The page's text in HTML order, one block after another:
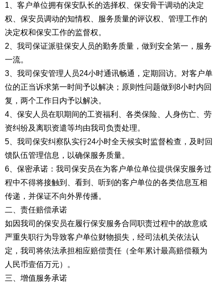
1、客户单位拥有保安队长的选择权、保安骨干调动的决定
权、保安员调动的知情权、服务质量的评议权、管理工作的
决定权和保安工作的监督权。
2、我司保证派驻保安人员的勤务质量，做到安全第一，服务
一流。
3、我司保安管理人员24小时通讯畅通，定期回访。对客户单
位的正当诉求第一时间予以解决；原则性问题做到8小时内回
复，两个工作日内予以解决。
4、保安人员在职期间的工资福利、各类保险、人身伤亡、劳
资纠纷及离职资遣等均由我司负责处理。
5、我司保安纠察队实行24小时全天候实时监督检查，及时回
馈队伍管理信息，以确保服务质量。
6、保密承诺：我司保安员在为客户单位单位提供保安服务过
程中不得将接触到、看到、听到的客户单位的各类信息互相
传递，并保证不向外界传播。
二、责任赔偿承诺
如因我司的保安员在履行保安服务合同职责过程中的故意或
严重失职行为导致客户单位财物损失，经司法机关依法认
定，我司将依法承担相应赔偿责任（全年累计最高赔偿额为
人民币壹佰万元）。
三、增值服务承诺